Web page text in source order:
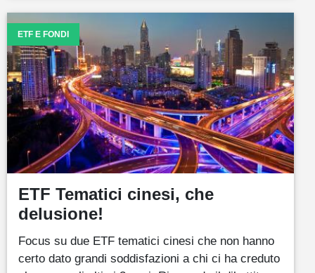
ETF E FONDI
ETF Tematici cinesi, che
delusione!
Focus su due ETF tematici cinesi che non hanno
certo dato grandi soddisfazioni a chi ci ha creduto